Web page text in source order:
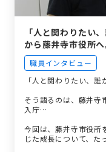
「人と関わりたい
から藤井寺市役所
職員インタビュー
「人と関わりたい、誰
そう語るのは、藤井寺
入庁…
今回は、藤井寺市役所
じた成長について、た